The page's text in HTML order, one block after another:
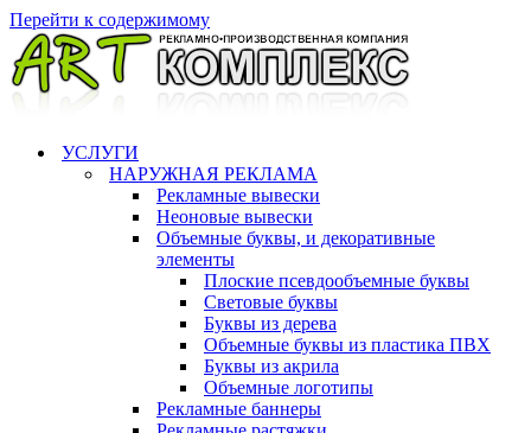
Перейти к содержимому
УСЛУГИ
НАРУЖНАЯ РЕКЛАМА
Рекламные вывески
Неоновые вывески
Объемные буквы, и декоративные
элементы
Плоские псевдообъемные буквы
Световые буквы
Буквы из дерева
Объемные буквы из пластика ПВХ
Буквы из акрила
Объемные логотипы
Рекламные баннеры